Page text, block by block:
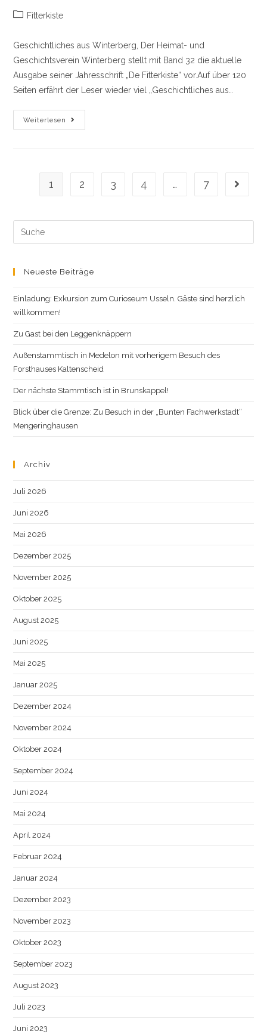
Beitrags-
Fitterkiste
Geschichtliches aus Winterberg, Der Heimat- und
Geschichtsverein Winterberg stellt mit Band 32 die aktuelle
Ausgabe seiner Jahresschrift „De Fitterkiste“ vor.Auf über 120
Seiten erfährt der Leser wieder viel „Geschichtliches aus…
Weiterlesen
Ab
Den
Band
Ausgabe
1 2 3 4 … 7 Gehe
Search
this
Neueste Beiträge
Einladung: Exkursion zum Curioseum Usseln. Gäste sind herzlich
willkommen!
Zu Gast bei den Leggenknäppern
Außenstammtisch in Medelon mit vorherigem Besuch des
Forsthauses Kaltenscheid
Der nächste Stammtisch ist in Brunskappel!
Blick über die Grenze: Zu Besuch in der „Bunten Fachwerkstadt“
Mengeringhausen
Archiv
Juli 2026
Juni 2026
Mai 2026
Dezember 2025
November 2025
Oktober 2025
August 2025
Juni 2025
Mai 2025
Januar 2025
Dezember 2024
November 2024
Oktober 2024
September 2024
Juni 2024
Mai 2024
April 2024
Februar 2024
Januar 2024
Dezember 2023
November 2023
Oktober 2023
September 2023
August 2023
Juli 2023
Juni 2023